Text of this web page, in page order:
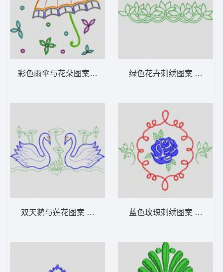
彩色雨伞与花朵图案 植物花型
双天鹅与莲花图案 植物花型
绿色花卉刺绣图案 植物花
蓝色玫瑰刺绣图案 植物花